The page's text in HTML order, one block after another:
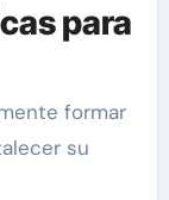
para
formar
su